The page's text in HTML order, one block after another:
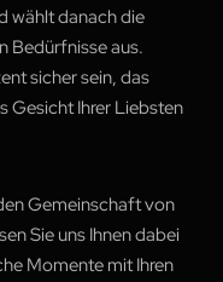
wählt danach die
Bedürfnisse aus.
sicher sein, das
Gesicht Ihrer Liebsten
Gemeinschaft von
Sie uns Ihnen dabei
Momente mit Ihren